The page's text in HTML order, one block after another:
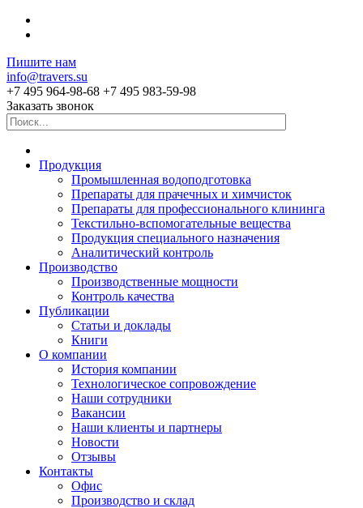
Пишите нам
info@travers.su
+7 495 964-98-68 +7 495 983-59-98
Заказать звонок
Продукция
Промышленная водоподготовка
Препараты для прачечных и химчисток
Препараты для профессионального клининга
Текстильно-вспомогательные вещества
Продукция специального назначения
Аналитический контроль
Производство
Производственные мощности
Контроль качества
Публикации
Статьи и доклады
Книги
О компании
История компании
Технологическое сопровождение
Наши сотрудники
Вакансии
Наши клиенты и партнеры
Новости
Отзывы
Контакты
Офис
Производство и склад